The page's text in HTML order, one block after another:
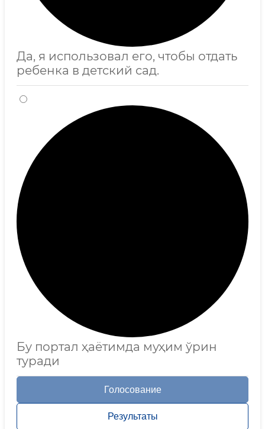
Да, я использовал его, чтобы отдать
ребенка в детский сад.
Бу портал ҳаётимда муҳим ўрин
туради
Голосование
Результаты